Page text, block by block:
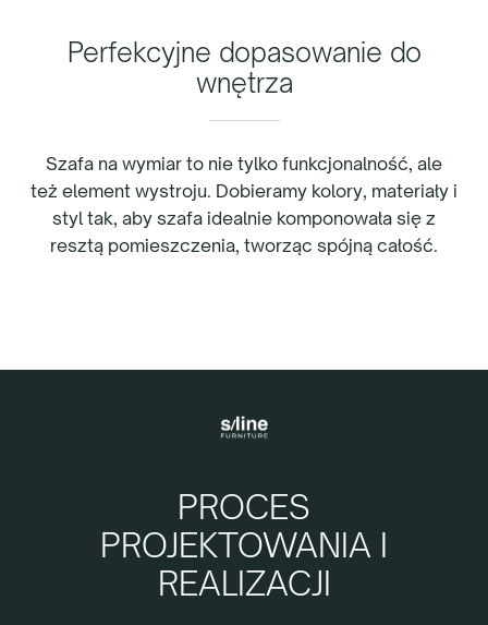
Perfekcyjne dopasowanie do
wnętrza
Szafa na wymiar to nie tylko funkcjonalność, ale
też element wystroju. Dobieramy kolory, materiały i
styl tak, aby szafa idealnie komponowała się z
resztą pomieszczenia, tworząc spójną całość.
PROCES
PROJEKTOWANIA I
REALIZACJI